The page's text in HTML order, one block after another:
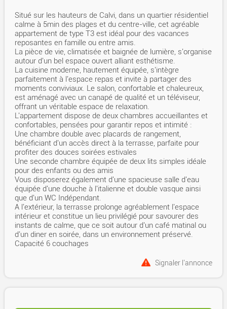
Situé sur les hauteurs de Calvi, dans un quartier résidentiel
calme à 5min des plages et du centre-ville, cet agréable
appartement de type T3 est idéal pour des vacances
reposantes en famille ou entre amis.
La pièce de vie, climatisée et baignée de lumière, s'organise
autour d'un bel espace ouvert alliant esthétisme.
La cuisine moderne, hautement équipée, s'intègre
parfaitement à l'espace repas et invite à partager des
moments conviviaux. Le salon, confortable et chaleureux,
est aménagé avec un canapé de qualité et un téléviseur,
offrant un véritable espace de relaxation.
L'appartement dispose de deux chambres accueillantes et
confortables, pensées pour garantir repos et intimité :
Une chambre double avec placards de rangement,
bénéficiant d'un accès direct à la terrasse, parfaite pour
profiter des douces soirées estivales
Une seconde chambre équipée de deux lits simples idéale
pour des enfants ou des amis
Vous disposerez également d'une spacieuse salle d'eau
équipée d'une douche à l'italienne et double vasque ainsi
que d'un WC Indépendant.
A l'extérieur, la terrasse prolonge agréablement l'espace
intérieur et constitue un lieu privilégié pour savourer des
instants de calme, que ce soit autour d'un café matinal ou
d'un diner en soirée, dans un environnement préservé.
Capacité 6 couchages
Signaler l'annonce